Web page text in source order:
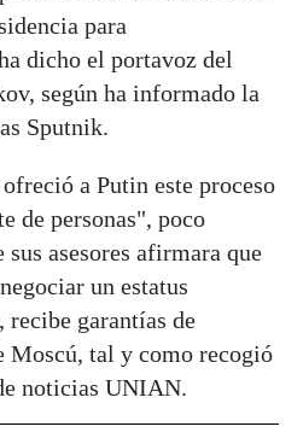
para
dicho el portavoz del
según ha informado la
Sputnik.
a Putin este proceso
de personas", poco
sus asesores afirmara que
un estatus
garantías de
Moscú, tal y como recogió
noticias UNIAN.